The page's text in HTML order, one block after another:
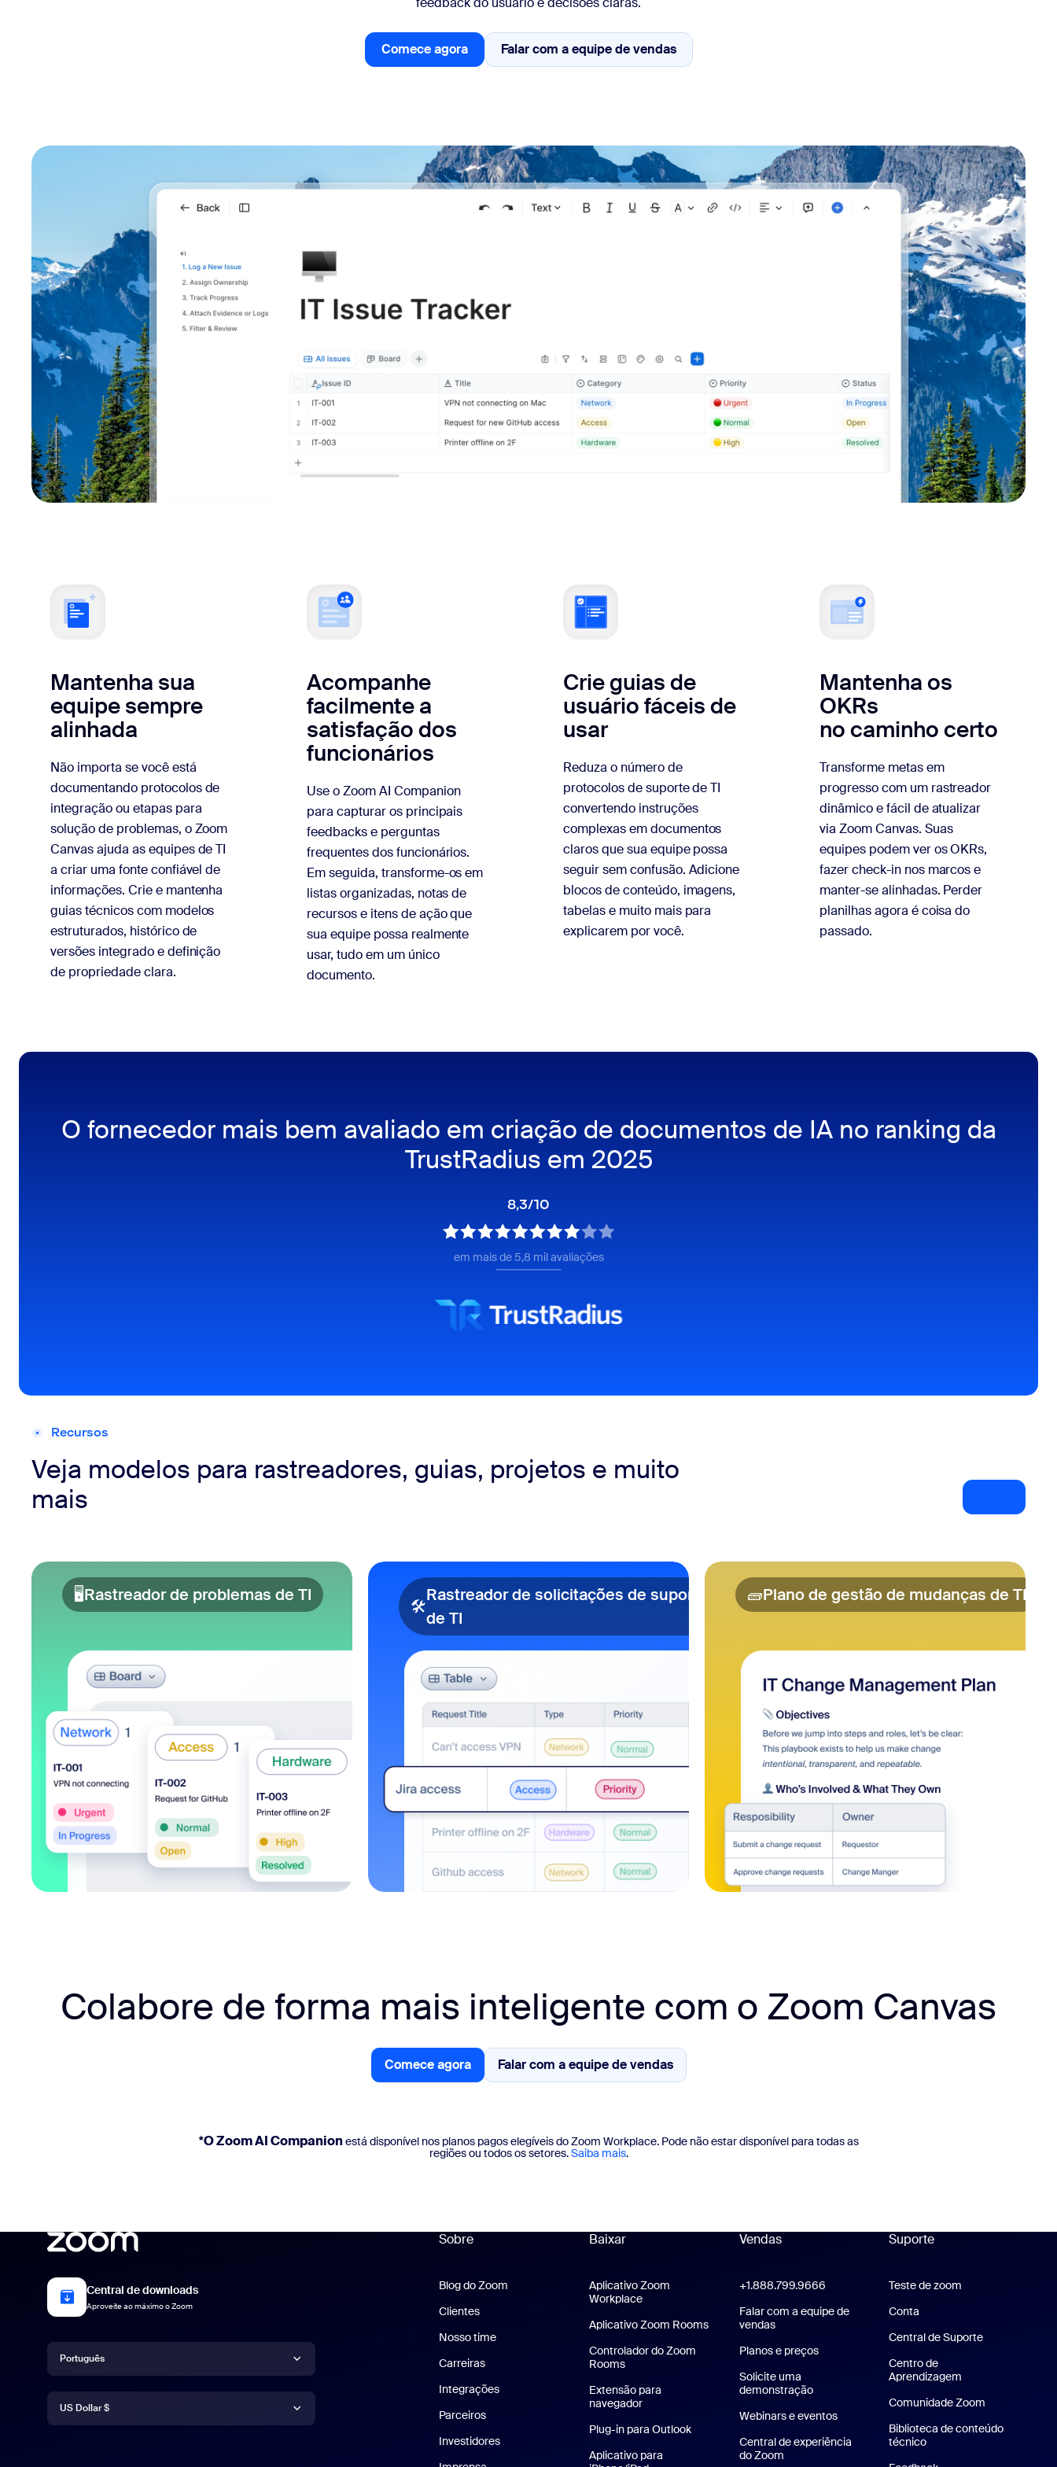
Comece agora
Introdução
Falar com a equipe de vendas
Falar com a equipe de vendas
Mantenha sua
equipe sempre
alinhada
Não importa se você está
documentando protocolos de
integração ou etapas para
solução de problemas, o Zoom
Canvas ajuda as equipes de TI
a criar uma fonte confiável de
informações. Crie e mantenha
guias técnicos com modelos
estruturados, histórico de
versões integrado e definição
de propriedade clara.
Acompanhe
facilmente a
satisfação dos
funcionários
Use o Zoom AI Companion
para capturar os principais
feedbacks e perguntas
frequentes dos funcionários.
Em seguida, transforme-os em
listas organizadas, notas de
recursos e itens de ação que
sua equipe possa realmente
usar, tudo em um único
documento.
Crie guias de
usuário fáceis de
usar
Reduza o número de
protocolos de suporte de TI
convertendo instruções
complexas em documentos
claros que sua equipe possa
seguir sem confusão. Adicione
blocos de conteúdo, imagens,
tabelas e muito mais para
explicarem por você.
Mantenha os
OKRs
no caminho certo
Transforme metas em
progresso com um rastreador
dinâmico e fácil de atualizar
via Zoom Canvas. Suas
equipes podem ver os OKRs,
fazer check-in nos marcos e
manter-se alinhadas. Perder
planilhas agora é coisa do
passado.
O fornecedor mais bem avaliado em criação de documentos de IA no ranking da
TrustRadius em 2025
8,3/10
em mais de 5,8 mil avaliações
Recursos
Veja modelos para rastreadores, guias, projetos e muito
mais
Explorar
🖥️Rastreador de problemas de TI Rastreador de problemas de TI
🛠️
Rastreador de solicitações de suporte
de TI Rastreador de solicitações de suporte de TI
🧱Plano de gestão de mudanças de TI
Colabore de forma mais inteligente com o Zoom Canvas
Comece agora
Comece já Falar com a equipe de vendas
Falar com a equipe de vendas
*O Zoom AI Companionestá disponível nos planos pagos elegíveis do Zoom Workplace. Pode não estar disponível para todas as
regiões ou todos os setores.Saiba mais.
Central de downloads
Aproveite ao máximo o Zoom
Idioma
Português
Deutsch
Moeda
US Dollar $
Sobre
Blog do Zoom
Clientes
Nosso time
Carreiras
Integrações
Parceiros
Investidores
Baixar
Aplicativo Zoom
WorkplaceAplicativo Zoom Workplace
Aplicativo Zoom RoomsAplicativo Zoom Rooms
Controlador do Zoom
Rooms
Extensão para
navegador
Plug-in para Outlook
Aplicativo para
Vendas
+1.888.799.9666 Clique para chamar
Falar com a equipe de
vendas
Planos e preçosPlanos e preços
Solicite uma
demonstraçãoSolicitar uma demonstração
Webinars e eventos
Central de experiência
do Zoom
Suporte
Suporte
Teste de zoom
Conta
Central de Suporte
Centro de
Aprendizagem
Comunidade Zoom
Biblioteca de conteúdo
técnico